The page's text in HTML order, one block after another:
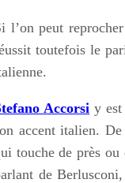
l’on peut
toutefois le
Accorsi y
accent italien.
touche de près
de